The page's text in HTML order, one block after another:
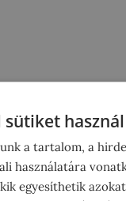
sütiket használ
a tartalom, a
használatára
egyesíthetik